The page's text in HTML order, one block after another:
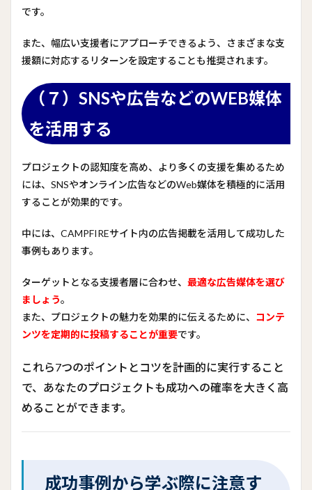
です。
また、幅広い支援者にアプローチできるよう、さまざまな支
援額に対応するリターンを設定することも推奨されます。
（７）SNSや広告などのWEB媒体
を活用する
プロジェクトの認知度を高め、より多くの支援を集めるため
には、SNSやオンライン広告などのWeb媒体を積極的に活用
することが効果的です。
中には、CAMPFIREサイト内の広告掲載を活用して成功した
事例もあります。
ターゲットとなる支援者層に合わせ、 最適な広告媒体を選び
ましょう。
また、プロジェクトの魅力を効果的に伝えるために、 コンテ
ンツを定期的に投稿することが重要です。
これら7つのポイントとコツを計画的に実行すること
で、あなたのプロジェクトも成功への確率を大きく高
めることができます。
成功事例から学ぶ際に注意す